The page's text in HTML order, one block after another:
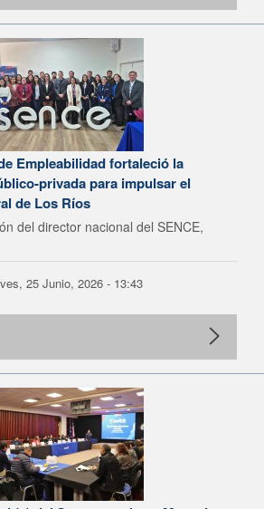
Empleabilidad fortaleció la
privada para impulsar el
de Los Ríos
del director nacional del SENCE,
25 Junio, 2026 - 13:43